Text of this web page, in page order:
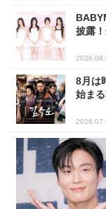
披露
8月は
始ま